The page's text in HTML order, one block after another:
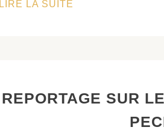
LIRE LA SUITE
DORMI
REPORTAGE SUR